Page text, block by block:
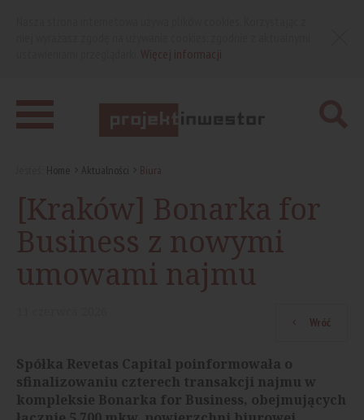
Home Aktualności Biura
[Kraków] Bonarka for
Business z nowymi
umowami najmu
Wróć
Spółka Revetas Capital poinformowała o
sfinalizowaniu czterech transakcji najmu w
kompleksie Bonarka for Business, obejmujących